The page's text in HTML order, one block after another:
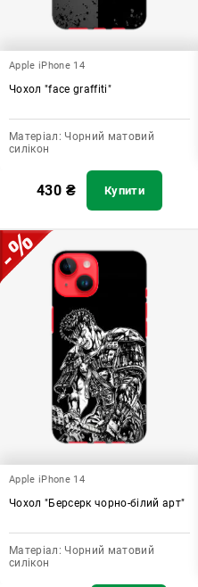
Apple iPhone 14
Чохол "face graffiti"
Матеріал: Чорний матовий
силікон
430 ₴ Купити
Apple iPhone 14
Чохол "Берсерк чорно-білий арт"
Матеріал: Чорний матовий
силікон